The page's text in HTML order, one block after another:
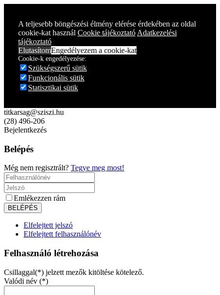
A teljesebb böngészési élmény elérése érdekében az oldal
cookie-kat használ Cookie tájékoztató Adatkezelési
tájékoztató
ElutasítomEngedélyezem a cookie-kat
Cookie-k engedélyezése:
Szükségszerű sütik
Funkcionális sütik
Statisztikai sütik
titkarsag@sziszi.hu
(28) 496-206
Bejelentkezés
Belépés
Még nem regisztrált? Tegye meg most!
Emlékezzen rám
Elfelejtett jelszó
Elfelejtett felhasználónév
Felhasználó létrehozása
Csillaggal(*) jelzett mezők kitöltése kötelező.
Valódi név (*)